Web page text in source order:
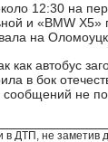
12:30 на
и «BMW
на
как автобус
в бок
не